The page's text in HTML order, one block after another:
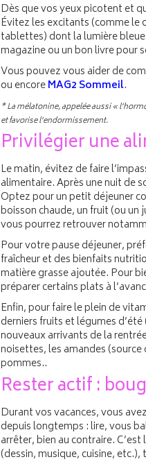
Dès que vos yeux picotent et
Évitez les excitants (comme le
tablettes) dont la lumière
magazine ou un bon livre pour
Vous pouvez vous aider de
ou encoreMAG2 Sommeil.
* La mélatonine, appelée aussi «
et favorise l’endormissement.
Privilégier une
Le matin, évitez de faire
alimentaire. Après une nuit de
Optez pour un petit déjeuner
boisson chaude, un fruit (ou
vous pourrez retrouver
Pour votre pause déjeuner,
fraîcheur et des bienfaits
matière grasse ajoutée. Pour
préparer certains plats à
Enfin, pour faire le plein de
derniers fruits et légumes
nouveaux arrivants de la
noisettes, les amandes
pommes..
Rester actif :
Durant vos vacances, vous
depuis longtemps : lire, vous
arrêter, bien au contraire.
(dessin, musique, cuisine,